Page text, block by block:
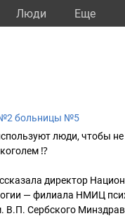
Люди Eще
больницы №5
люди, чтобы не
⁉️
директор
— филиала НМИЦ
В.П. Сербского